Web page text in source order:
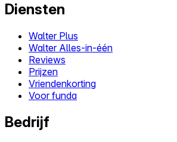
Diensten
Walter Plus
Walter Alles-in-één
Reviews
Prijzen
Vriendenkorting
Voor funda
Bedrijf